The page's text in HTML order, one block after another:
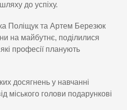
до успіху.
Поліщук та Артем Березюк
на майбутнє, поділилися
професії планують
досягнень у навчанні
міського голови подарункові